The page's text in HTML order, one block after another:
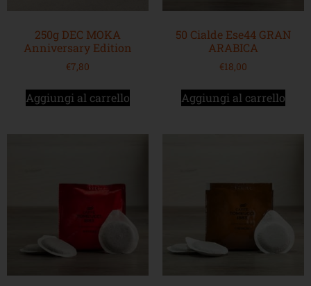
250g DEC MOKA
Anniversary Edition
€7,80
Aggiungi al carrello
50 Cialde Ese44 GRAN
ARABICA
€18,00
Aggiungi al carrello